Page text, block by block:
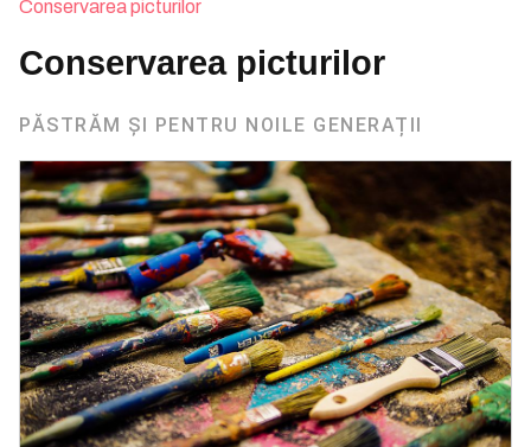
Conservarea picturilor
Conservarea picturilor
PĂSTRĂM ȘI PENTRU NOILE GENERAȚII